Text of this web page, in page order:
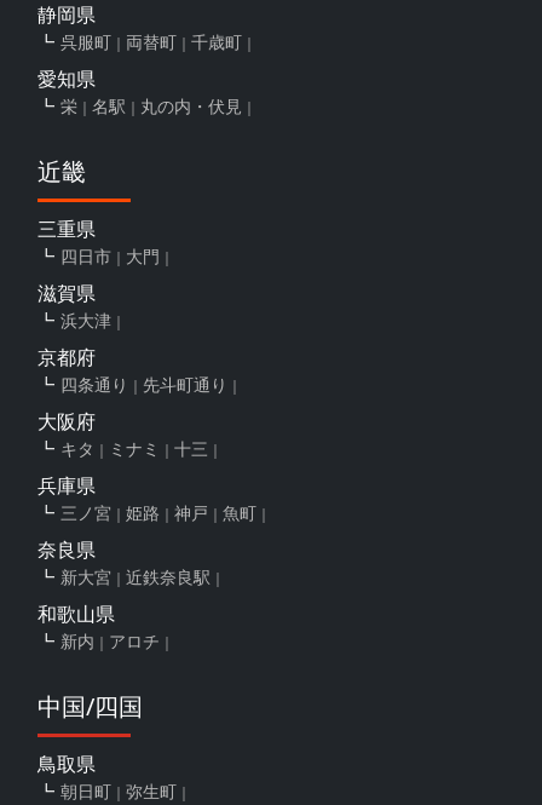
静岡県
呉服町 両替町 千歳町
愛知県
栄 名駅 丸の内・伏見
近畿
三重県
四日市 大門
滋賀県
浜大津
京都府
四条通り 先斗町通り
大阪府
キタ ミナミ 十三
兵庫県
三ノ宮 姫路 神戸 魚町
奈良県
新大宮 近鉄奈良駅
和歌山県
新内 アロチ
中国/四国
鳥取県
朝日町 弥生町